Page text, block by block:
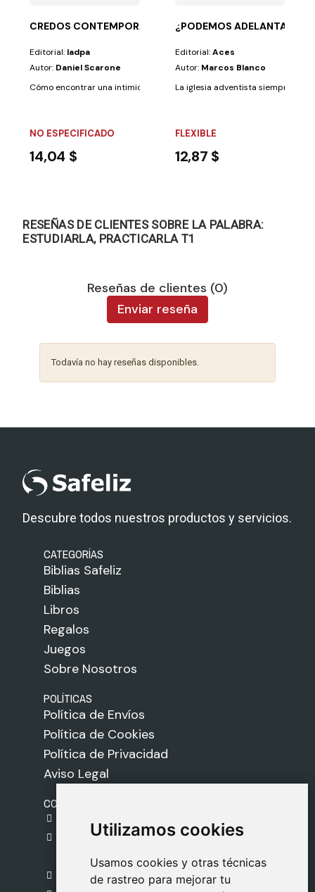
Utilizamos cookies
Usamos cookies y otras técnicas
de rastreo para mejorar tu
Utilizamos cookies
Usamos cookies y otras técnicas
de rastreo para mejorar tu
CREDOS CONTEMPORANEOS
Editorial: Iadpa
Autor: Daniel Scarone
Cómo encontrar una intimidad nueva y más profunda con Dios.
NO ESPECIFICADO
14,04 $
¿PODEMOS ADELANTAR LA
Editorial:Aces
Autor: Marcos Blanco
La iglesia adventista siempre ha
FLEXIBLE
12,87 $
RESEÑAS DE CLIENTES SOBRE LA PALABRA:
ESTUDIARLA, PRACTICARLA T1
Reseñas de clientes (0)
Enviar reseña
Todavía no hay reseñas disponibles.
Descubre todos nuestros productos y servicios.
CATEGORÍAS
Biblias Safeliz
Biblias
Libros
Regalos
Juegos
Sobre Nosotros
POLÍTICAS
Política de Envíos
Política de Cookies
Política de Privacidad
Aviso Legal
CONTACTO
C. del Pradillo, 6, 28770 Colmenar Viejo,
Madrid
918 459 877